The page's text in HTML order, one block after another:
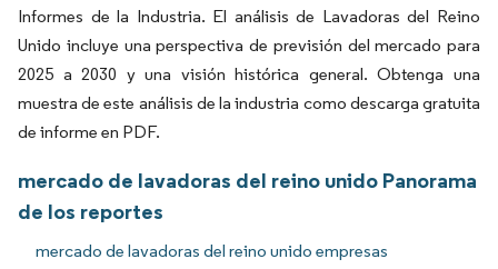
Informes de la Industria. El análisis de Lavadoras del Reino
Unido incluye una perspectiva de previsión del mercado para
2025 a 2030 y una visión histórica general. Obtenga una
muestra de este análisis de la industria como descarga gratuita
de informe en PDF.
mercado de lavadoras del reino unido Panorama
de los reportes
mercado de lavadoras del reino unido empresas